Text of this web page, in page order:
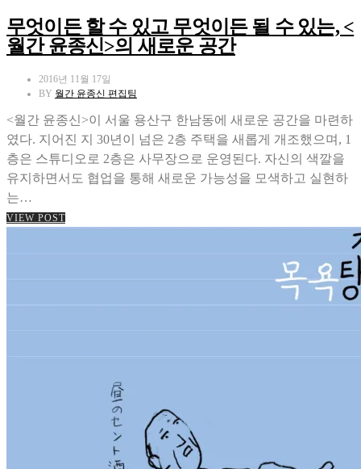
무엇이든 할 수 있고 무엇이든 될 수 있는, <
월간 윤종신>의 새로운 공간
2016년 11월 17일
BY 월간 윤종신 편집팀
<월간 윤종신>이 서울 용산구 한남동에 새로운 공간을 마련하
였다. 지어진 지 30년이 넘은 2층 주택을 새롭게 개조했으며, 1
층은 스튜디오로 2층은 사무장으로 운영된다. 자신의 색깔을
유지하면서도 협업을 통해 새로운 가능성을 모색하고 실현하
는…
VIEW POST